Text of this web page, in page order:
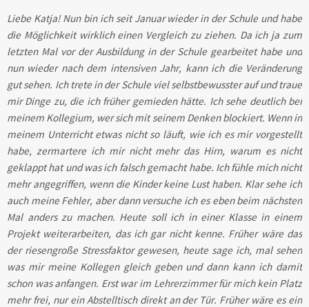
Liebe Katja! Nun bin ich seit Januar wieder in der Schule und habe
die Möglichkeit wirklich einen Vergleich zu ziehen. Da ich ja zum
letzten Mal vor der Ausbildung in der Schule gearbeitet habe und
nun wieder nach dem intensiven Jahr, kann ich die Veränderung
gut sehen. Ich trete in der Schule viel selbstbewusster auf und traue
mir Dinge zu, die ich früher gemieden hätte. Ich sehe deutlich bei
meinem Kollegium, wer sich mit seinem Denken blockiert. Wenn in
meinem Unterricht etwas nicht so läuft, wie ich es mir vorgestellt
habe, zermartere ich mir nicht mehr das Hirn, warum es nicht
geklappt hat und was ich falsch gemacht habe. Ich fühle mich nicht
mehr angegriffen, wenn die Kinder keine Lust haben. Klar sehe ich
auch meine Fehler, aber dann versuche ich es eben beim nächsten
Mal anders zu machen. Heute soll ich in einer Klasse in einem
Projekt weiterarbeiten, das ich gar nicht kenne. Früher wäre das
der riesengroße Stressfaktor gewesen, heute sage ich, mal sehen
was mir meine Kollegen gleich geben und dann kann ich damit
schon was anfangen. Erst war im Lehrerzimmer für mich kein Platz
mehr frei, nur ein Abstelltisch direkt an der Tür. Früher wäre es ein